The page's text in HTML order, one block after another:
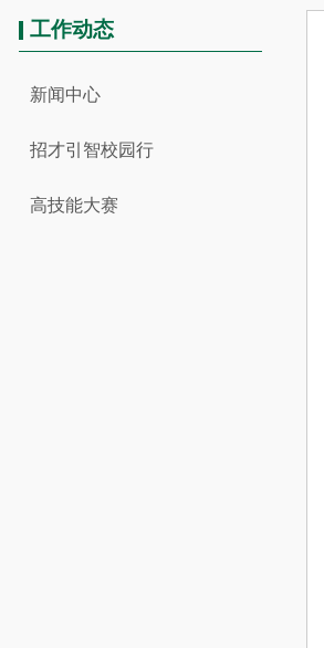
工作动态
新闻中心
招才引智校园行
高技能大赛